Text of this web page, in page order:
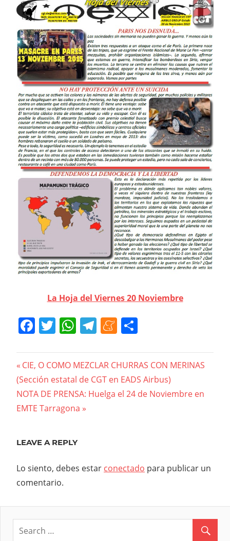
La Hoja del Viernes 20 Noviembre
Facebook
Twitter
WhatsApp
Telegram
Meneame
Navegación
de
entradas
Previous
Post:
CIE, O COMO MEZCLAR CHURRAS CON MERINAS
Next
Post:
NOTA DE PRENSA: Huelga el 24 de Noviembre en
EMTE Tarragona
LEAVE A REPLY
Lo siento, debes estar conectado para publicar un
comentario.